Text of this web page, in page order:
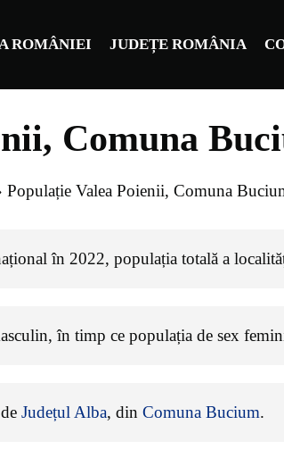
ROMÂNIEI JUDEȚE ROMÂNIA
Comuna
Populație Valea Poienii, Comuna
în 2022, populația totală a
în timp ce populația de sex
Județul Alba, din Comuna Bucium.